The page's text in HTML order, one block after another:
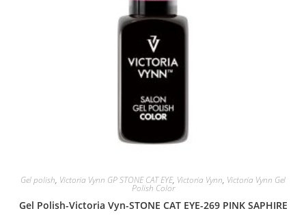
Gel polish, Victoria Vynn GP STONE CAT EYE, Victoria Vynn, Victoria Vynn Gel
Polish Color
Gel Polish-Victoria Vyn-STONE CAT EYE-269 PINK SAPHIRE